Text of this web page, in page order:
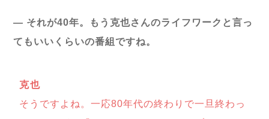
― それが40年。もう克也さんのライフワークと言っ
てもいいくらいの番組ですね。
克也
そうですよね。一応80年代の終わりで一旦終わっ